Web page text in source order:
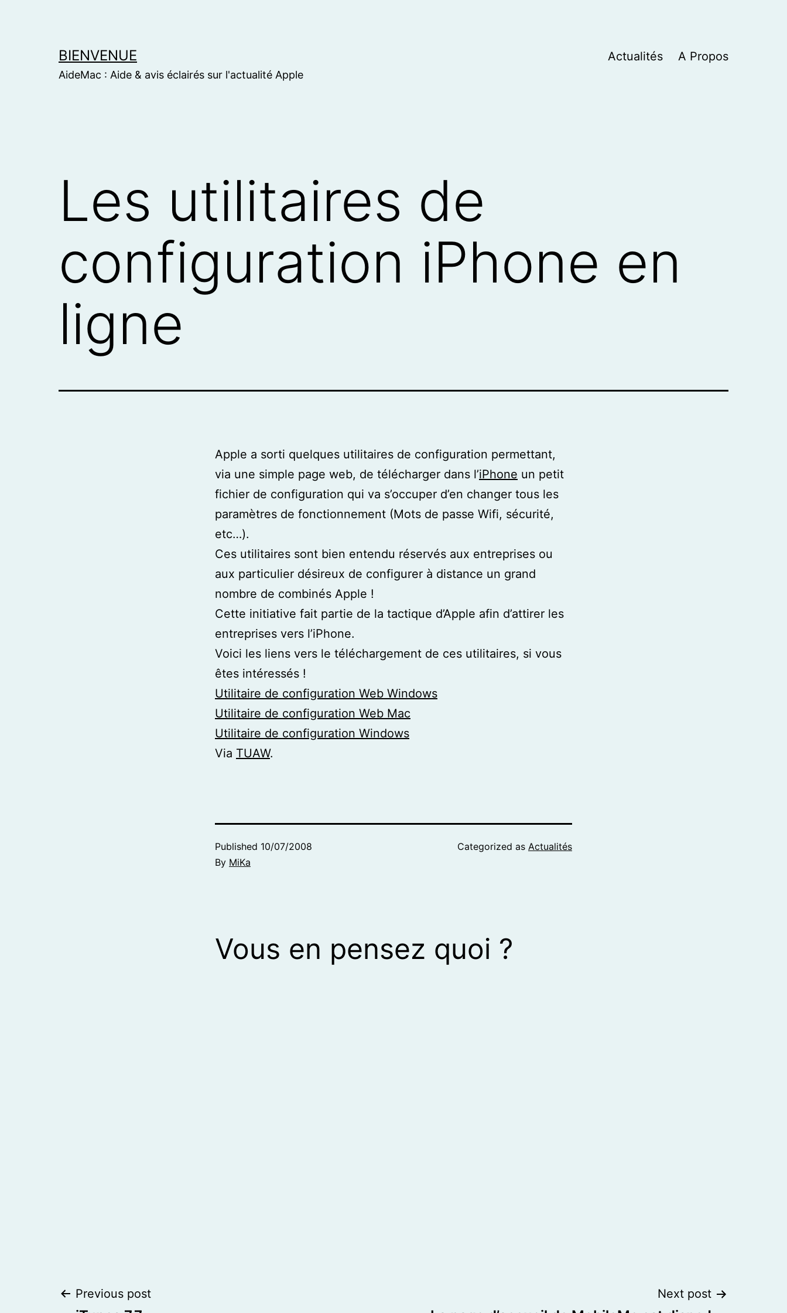
BIENVENUE
AideMac : Aide & avis éclairés sur l'actualité Apple
Actualités A Propos
Les utilitaires de
configuration iPhone en
ligne
Apple a sorti quelques utilitaires de configuration permettant,
via une simple page web, de télécharger dans l’iPhone un petit
fichier de configuration qui va s’occuper d’en changer tous les
paramètres de fonctionnement (Mots de passe Wifi, sécurité,
etc…).
Ces utilitaires sont bien entendu réservés aux entreprises ou
aux particulier désireux de configurer à distance un grand
nombre de combinés Apple !
Cette initiative fait partie de la tactique d’Apple afin d’attirer les
entreprises vers l’iPhone.
Voici les liens vers le téléchargement de ces utilitaires, si vous
êtes intéressés !
Utilitaire de configuration Web Windows
Utilitaire de configuration Web Mac
Utilitaire de configuration Windows
Via TUAW.
Published 10/07/2008
By MiKa
Categorized as Actualités
Vous en pensez quoi ?
Post
Previous post Next post